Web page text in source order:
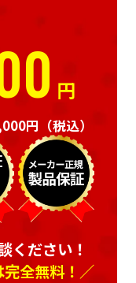
円
円 （税込）
ください！
全無料！／